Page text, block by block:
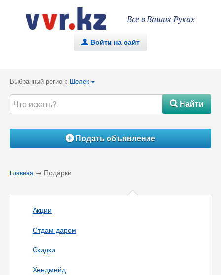
Все в Ваших Руках
. Войти на сайт
Выбранный регион: Шелек {
#Найти
ÁПодать объявление
Главная → Подарки
Акции
Отдам даром
Скидки
Хендмейд